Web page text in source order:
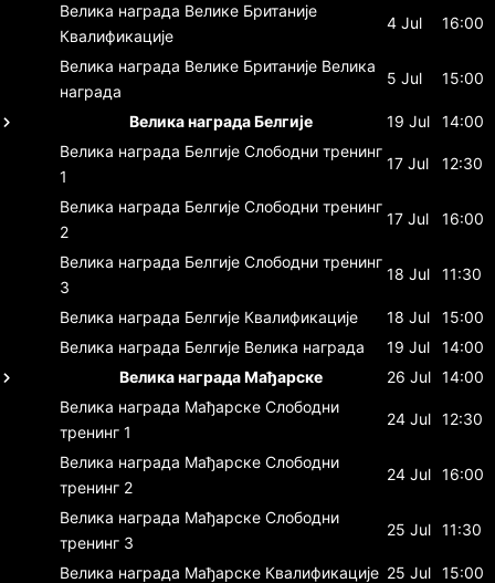
Велика награда Велике Британије
Квалификације
4 Jul 16:00
Велика награда Велике Британије Велика
награда
5 Jul 15:00
Велика награда Белгије 19 Jul
14:00
Велика награда Белгије Слободни тренинг
1
17 Jul 12:30
Велика награда Белгије Слободни тренинг
2
17 Jul 16:00
Велика награда Белгије Слободни тренинг
3
18 Jul 11:30
Велика награда Белгије Квалификације 18 Jul
15:00
Велика награда Белгије Велика награда 19 Jul
14:00
Велика награда Мађарске
26 Jul 14:00
Велика награда Мађарске Слободни
тренинг 1
24 Jul 12:30
Велика награда Мађарске Слободни
тренинг 2
24 Jul 16:00
Велика награда Мађарске Слободни
тренинг 3
25 Jul 11:30
Велика награда Мађарске Квалификације 25 Jul 15:00